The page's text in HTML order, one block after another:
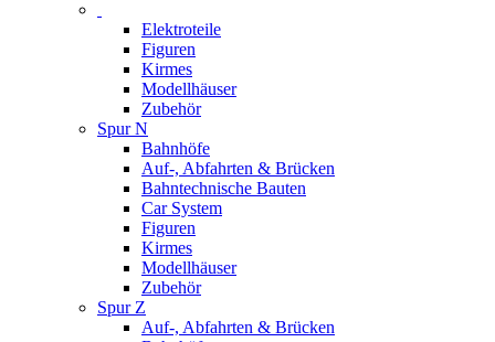
Elektroteile
Figuren
Kirmes
Modellhäuser
Zubehör
Spur N
Bahnhöfe
Auf-, Abfahrten & Brücken
Bahntechnische Bauten
Car System
Figuren
Kirmes
Modellhäuser
Zubehör
Spur Z
Auf-, Abfahrten & Brücken